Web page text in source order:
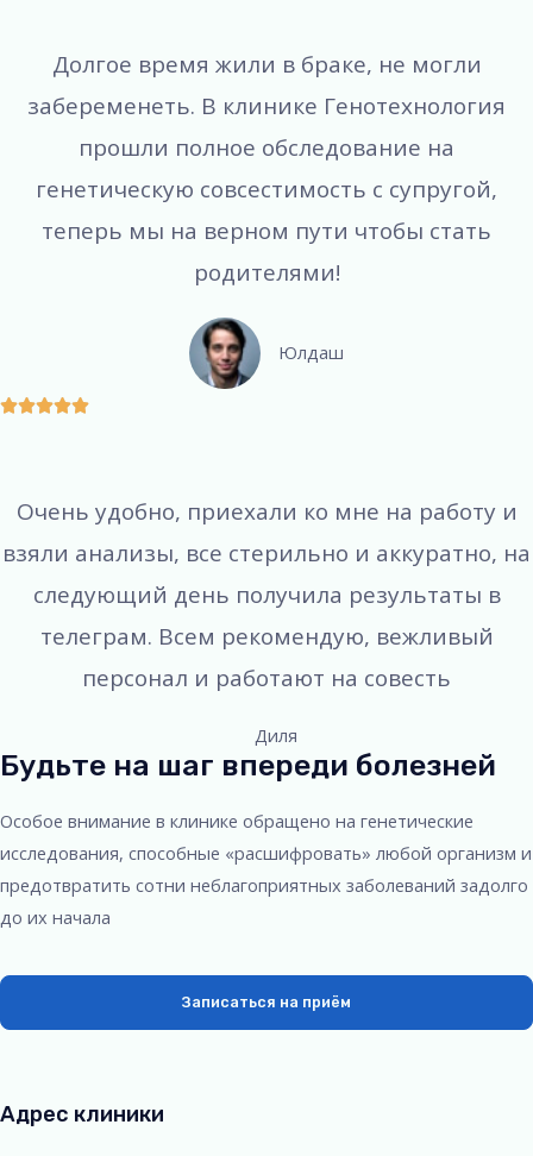
Долгое время жили в браке, не могли
забеременеть. В клинике Генотехнология
прошли полное обследование на
генетическую совсестимость с супругой,
теперь мы на верном пути чтобы стать
родителями!
Юлдаш

Очень удобно, приехали ко мне на работу и
взяли анализы, все стерильно и аккуратно, на
следующий день получила результаты в
телеграм. Всем рекомендую, вежливый
персонал и работают на совесть
Диля
Будьте на шаг впереди болезней
Особое внимание в клинике обращено на генетические
исследования, способные «расшифровать» любой организм и
предотвратить сотни неблагоприятных заболеваний задолго
до их начала
Записаться на приём
Адрес клиники